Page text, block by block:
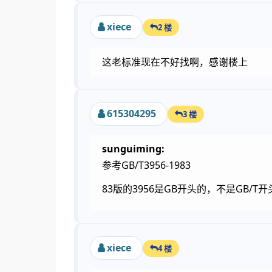
xiece 2 楼
这老标准现在不好找啊，感谢楼上
615304295 3 楼
sunguiming:
参考GB/T3956-1983
83版的3956是GB开头的，不是GB/T开
xiece 4 楼